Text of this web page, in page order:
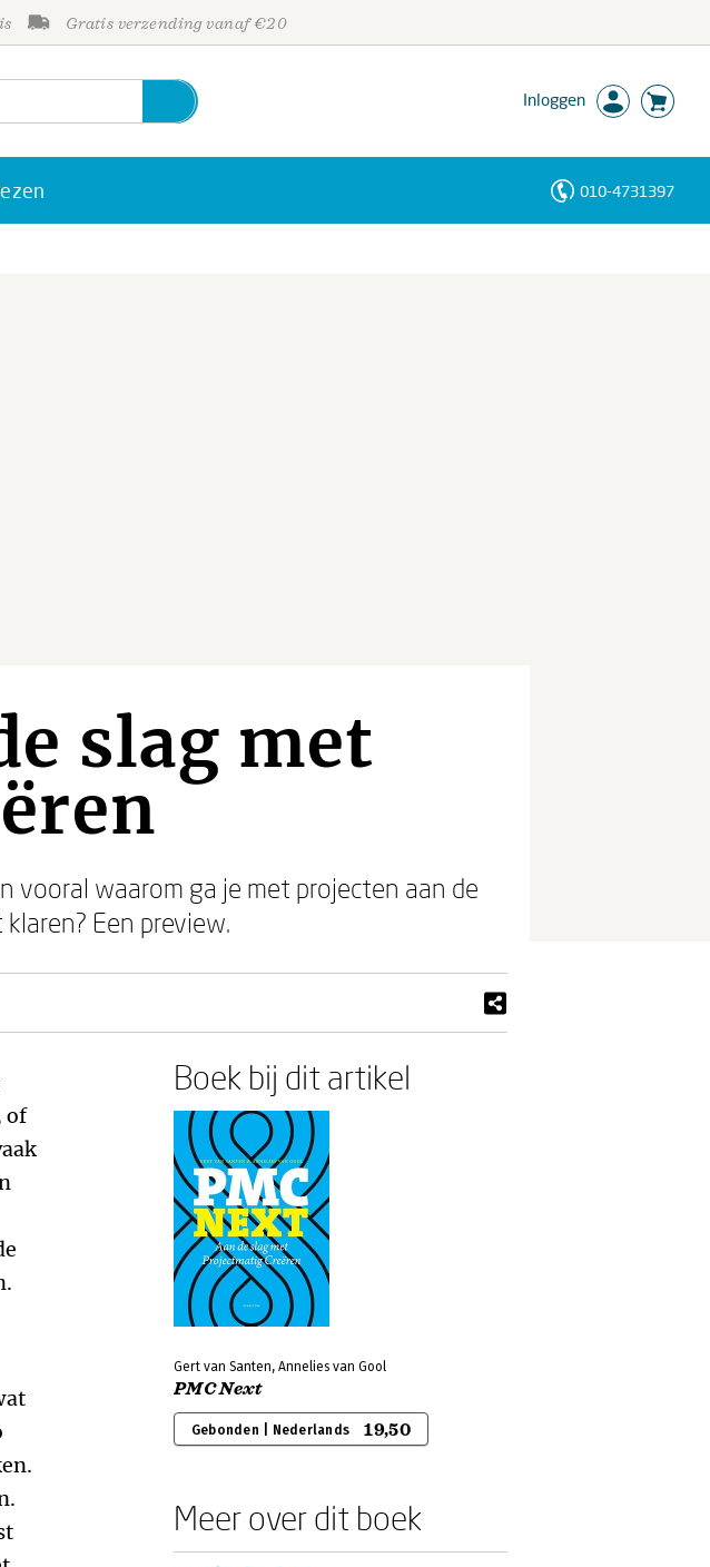
Gratis verzending vanaf €20
Inloggen
010-4731397
slag met
vooral waarom ga je met projecten aan de
Een preview.
of
Boek bij dit artikel
Gert van Santen, Annelies van Gool
PMC Next
Gebonden | Nederlands 19,50
Meer over dit boek
Personen